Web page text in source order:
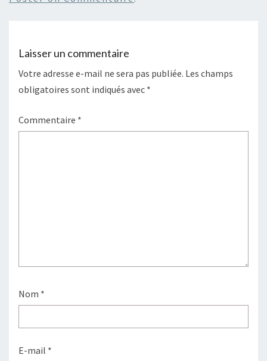
Laisser un commentaire
Votre adresse e-mail ne sera pas publiée. Les champs
obligatoires sont indiqués avec *
Commentaire *
Nom *
E-mail *